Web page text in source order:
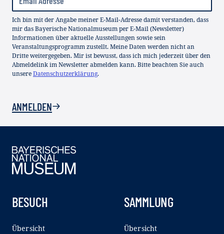
Ich bin mit der Angabe meiner E-Mail-Adresse damit verstanden, dass
mir das Bayerische Nationalmuseum per E-Mail (Newsletter)
Informationen über aktuelle Ausstellungen sowie sein
Veranstaltungsprogramm zustellt. Meine Daten werden nicht an
Dritte weitergegeben. Mir ist bewusst, dass ich mich jederzeit über den
Abmeldelink im Newsletter abmelden kann. Bitte beachten Sie auch
unsereDatenschutzerklärung.
ANMELDEN
BESUCH
Übersicht
SAMMLUNG
Übersicht